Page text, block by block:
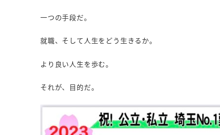
一つの手段だ。
就職、そして人生をどう生きるか。
より良い人生を歩む。
それが、目的だ。